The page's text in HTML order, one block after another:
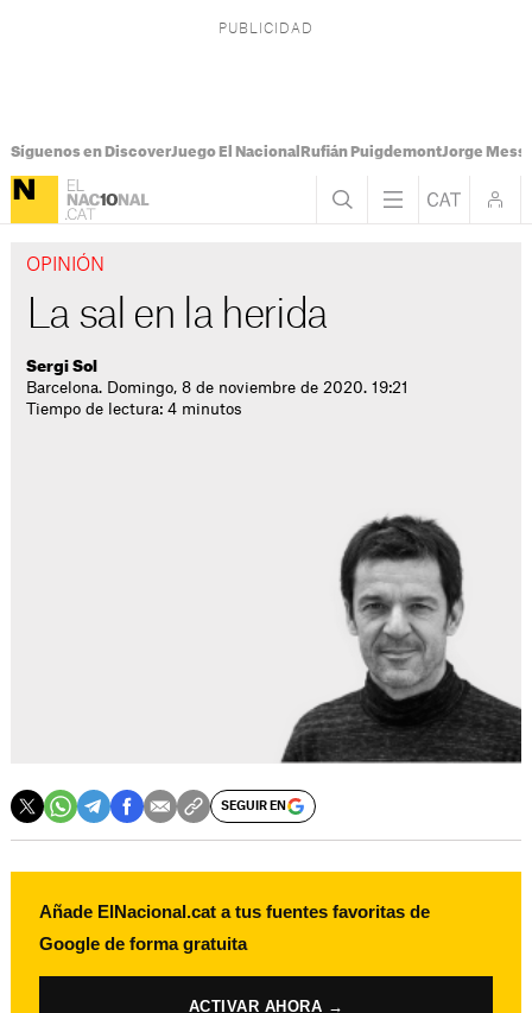
Síguenos en DiscoverJuego El Nacional Rufián PuigdemontJorge Messi
OPINIÓN
La sal en la herida
Sergi Sol
Barcelona. Domingo, 8 de noviembre de 2020. 19:21
Tiempo de lectura: 4 minutos
SEGUIR EN
Añade ElNacional.cat a tus fuentes favoritas de
Google de forma gratuita
ACTIVAR AHORA →